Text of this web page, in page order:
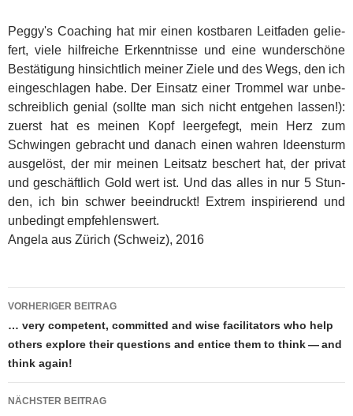
Peggy's Coa­ching hat mir einen kost­ba­ren Leit­fa­den gelie­
fert, vie­le hilf­rei­che Erkennt­nis­se und eine wun­der­schö­ne
Bestä­ti­gung hin­sicht­lich mei­ner Zie­le und des Wegs, den ich
ein­ge­schla­gen habe. Der Ein­satz einer Trom­mel war unbe­
schreib­lich geni­al (soll­te man sich nicht ent­ge­hen las­sen!):
zuerst hat es mei­nen Kopf leer­ge­fegt, mein Herz zum
Schwin­gen gebracht und danach einen wah­ren Ideensturm
aus­ge­löst, der mir mei­nen Leit­satz beschert hat, der pri­vat
und geschäft­lich Gold wert ist. Und das alles in nur 5 Stun­
den, ich bin schwer beein­druckt! Extrem inspi­rie­rend und
unbe­dingt empfehlenswert.
Ange­la aus Zürich (Schweiz), 2016
Beitragsnavigation
VORHERIGER BEITRAG
… very com­pe­tent, com­mit­ted and wise faci­li­ta­tors who help
others explo­re their ques­ti­ons and enti­ce them to think — and
think again!
NÄCHSTER BEITRAG